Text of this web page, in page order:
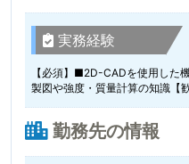
実務経験
【必須】■2D-CADを使用した
製図や強度・質量計算の知識【
勤務先の情報